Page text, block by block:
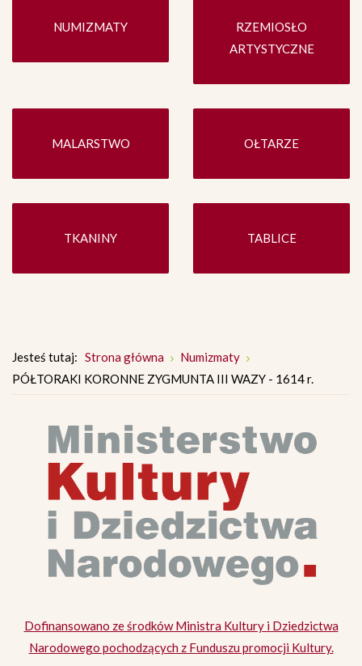
NUMIZMATY
RZEMIOSŁO
ARTYSTYCZNE
MALARSTWO
TKANINY
OŁTARZE
TABLICE
Jesteś tutaj: Strona główna
Numizmaty
PÓŁTORAKI KORONNE ZYGMUNTA III WAZY - 1614 r.
Dofinansowano ze środków Ministra Kultury i Dziedzictwa
Narodowego pochodzących z Funduszu promocji Kultury.